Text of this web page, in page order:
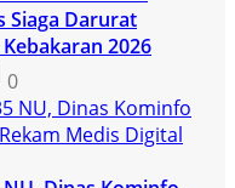
Siaga Darurat
2026
0